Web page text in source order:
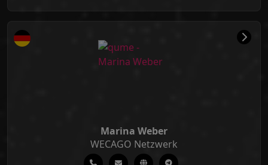
Marina Weber
WECAGO Netzwerk